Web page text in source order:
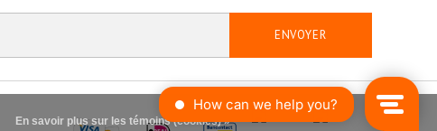
ENVOYER
En savoir plus sur les témoins (cookies) »